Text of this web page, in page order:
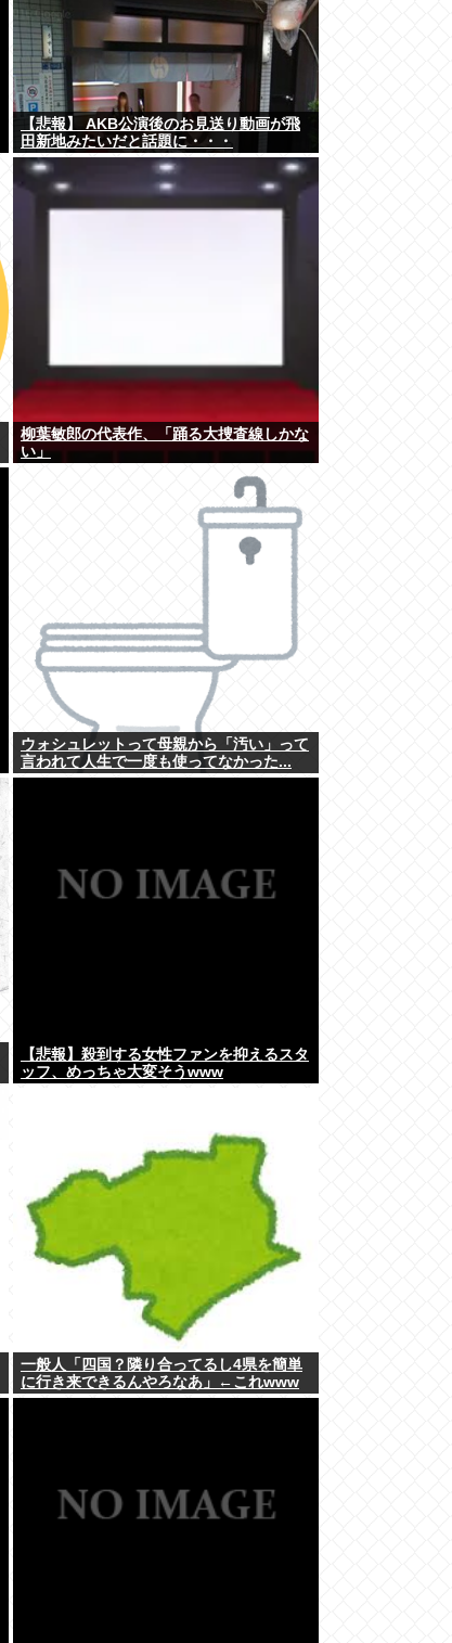
【悲報】 AKB公演後のお見送り動画が飛
田新地みたいだと話題に・・・
柳葉敏郎の代表作、「踊る大捜査線しかな
い」
ウォシュレットって母親から「汚い」って
言われて人生で一度も使ってなかった...
【悲報】殺到する女性ファンを抑えるスタ
ッフ、めっちゃ大変そうwww
一般人「四国？隣り合ってるし4県を簡単
に行き来できるんやろなあ」←これwww